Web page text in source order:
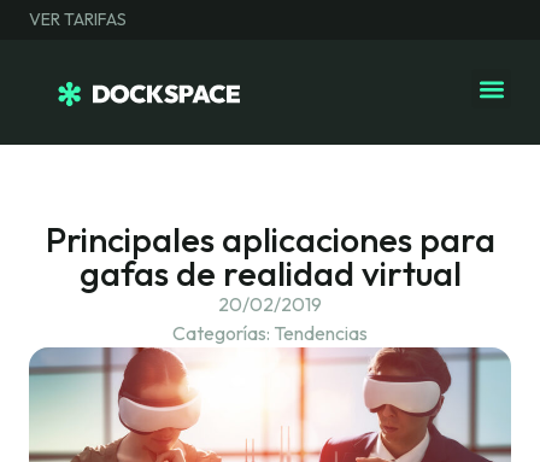
VER TARIFAS
Principales aplicaciones para
gafas de realidad virtual
20/02/2019
Categorías: Tendencias